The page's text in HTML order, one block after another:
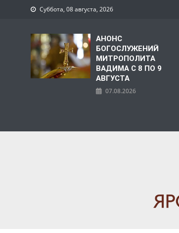
Суббота, 08 августа, 2026
АНОНС
БОГОСЛУЖЕНИЙ
МИТРОПОЛИТА
ВАДИМА С 8 ПО 9
АВГУСТА
07.08.2026